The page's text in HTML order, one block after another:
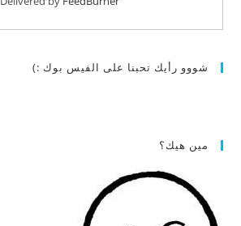
شووو رأيك تحبنا على الفيس بوك :)
مين هيك؟